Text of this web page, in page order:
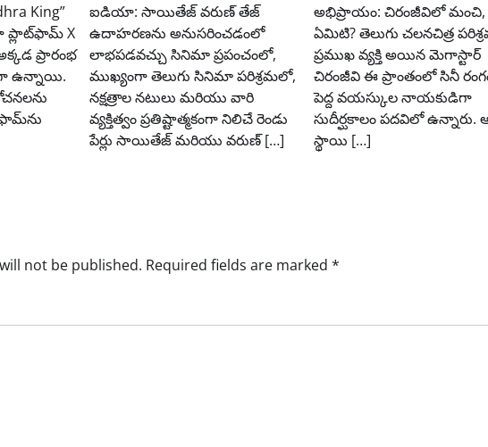
King”
X
ప్రారంభ
ఉన్నాయి.
ఐడియా: సాయితేజ్ వరుణ్ తేజ్
ఉదాహరణను అనుసరించడంలో
లాభపడవచ్చు సినిమా ప్రపంచంలో,
ముఖ్యంగా తెలుగు సినిమా పరిశ్రమలో,
నక్షత్రాల నటులు మరియు వారి
వ్యక్తిత్వం ప్రతిష్టాత్మకంగా నిలిచే రెండు
పేర్లు సాయితేజ్ మరియు వరుణ్ […]
అభిప్రాయం: చిరంజీవిలో మంచి,
ఏమిటి? తెలుగు చలనచిత్ర
ప్రముఖ వ్యక్తి అయిన మెగాస్టార్
చిరంజీవి ఈ ప్రాంతంలో సినీ
పెద్ద వయస్కుల నాయకుడిగా
సుదీర్ఘకాలం పదవిలో
స్థాయి […]
not be published. Required fields are marked*